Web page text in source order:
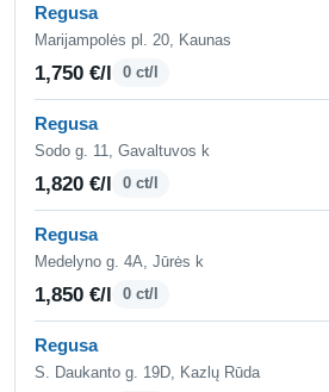
Regusa
Marijampolės pl. 20, Kaunas
1,750 €/l 0 ct/l
Regusa
Sodo g. 11, Gavaltuvos k
1,820 €/l 0 ct/l
Regusa
Medelyno g. 4A, Jūrės k
1,850 €/l 0 ct/l
Regusa
S. Daukanto g. 19D, Kazlų Rūda